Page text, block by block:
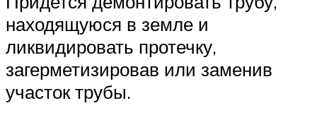
находящуюся в земле и
ликвидировать протечку,
загерметизировав или заменив
участок трубы.